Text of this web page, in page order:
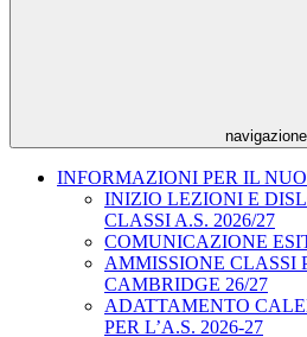
navigazione
INFORMAZIONI PER IL
INIZIO LEZIONI E
CLASSI A.S. 2026/27
COMUNICAZIONE
AMMISSIONE CLASSI
CAMBRIDGE 26/27
ADATTAMENTO
PER L’A.S. 2026-27